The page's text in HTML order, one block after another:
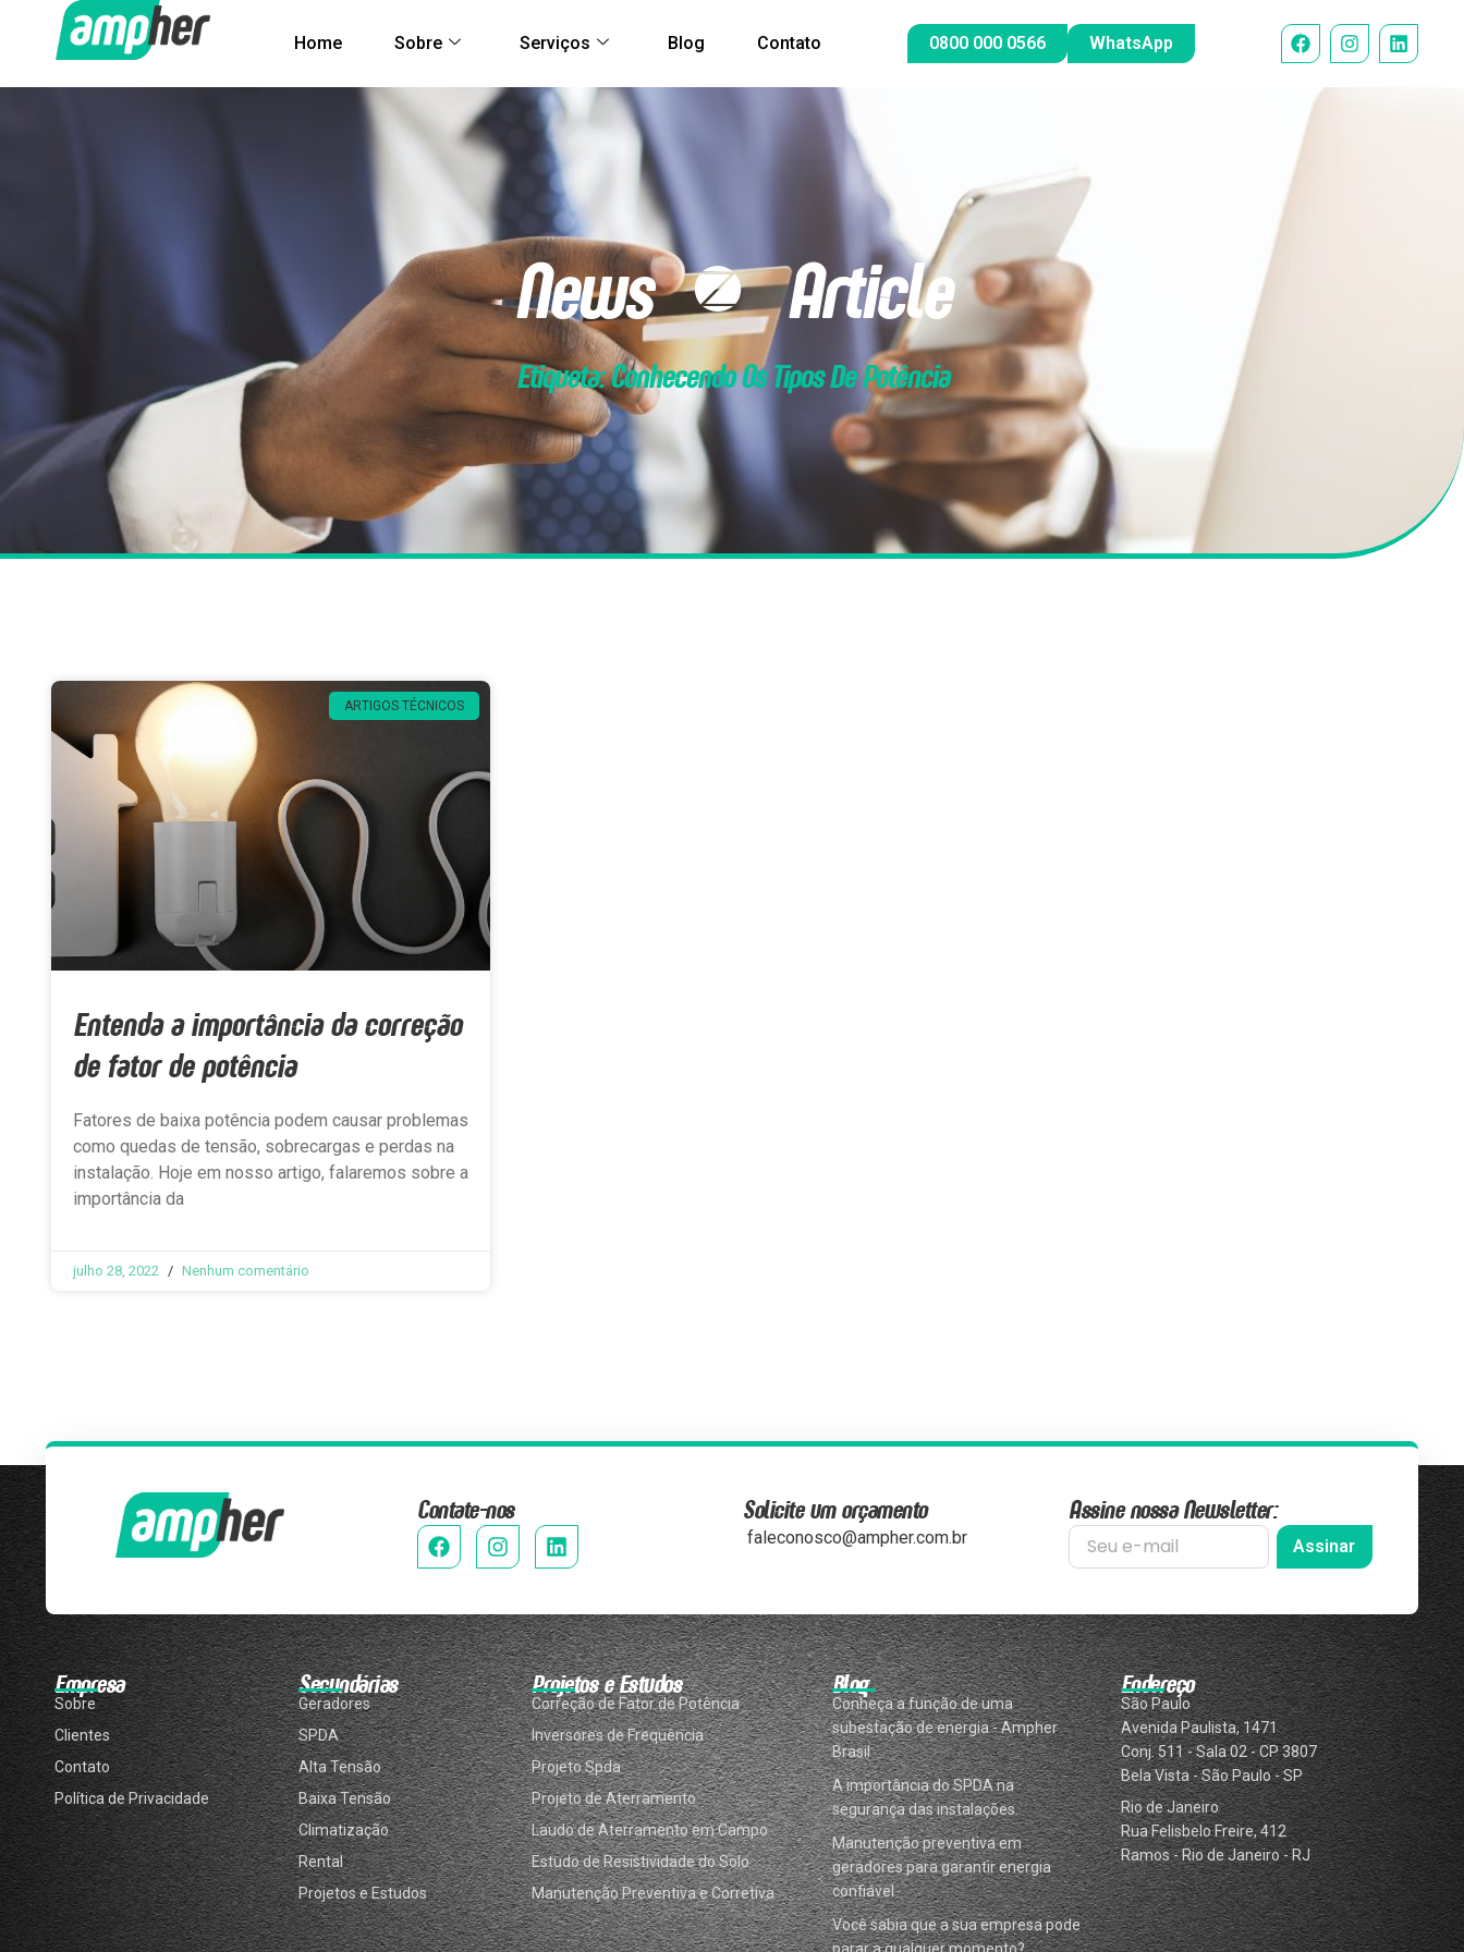
Home Sobre Serviços Blog Contato 0800 000 0566 WhatsApp
News & Article
Etiqueta: Conhecendo Os Tipos De Potência
ARTIGOS TÉCNICOS
Entenda a importância da correção
de fator de potência
Fatores de baixa potência podem causar problemas
como quedas de tensão, sobrecargas e perdas na
instalação. Hoje em nosso artigo, falaremos sobre a
importância da
julho 28, 2022 Nenhum comentário
Contate-nos Solicite um orçamento
faleconosco@ampher.com.br
Assine nossa Newsletter:
Assinar
Empresa
Sobre
Clientes
Contato
Política de Privacidade
Secundárias
Geradores
SPDA
Alta Tensão
Baixa Tensão
Climatização
Rental
Projetos e Estudos
Projetos e Estudos
Correção de Fator de Potência
Inversores de Frequência
Projeto Spda
Projeto de Aterramento
Laudo de Aterramento em Campo
Estudo de Resistividade do Solo
Manutenção Preventiva e Corretiva
Blog
Conheça a função de uma
subestação de energia - Ampher
Brasil
A importância do SPDA na
segurança das instalações.
Manutenção preventiva em
geradores para garantir energia
confiável
Você sabia que a sua empresa pode
Endereço
São Paulo
Avenida Paulista, 1471
Conj. 511 - Sala 02 - CP 3807
Bela Vista - São Paulo - SP
Rio de Janeiro
Rua Felisbelo Freire, 412
Ramos - Rio de Janeiro - RJ